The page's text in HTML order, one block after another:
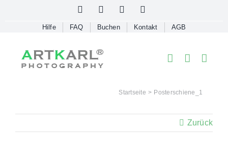
FacebookInstagramLinkedIn
Hilfe FAQ Buchen Kontakt AGB
Startseite Posterschiene_1
Zurück